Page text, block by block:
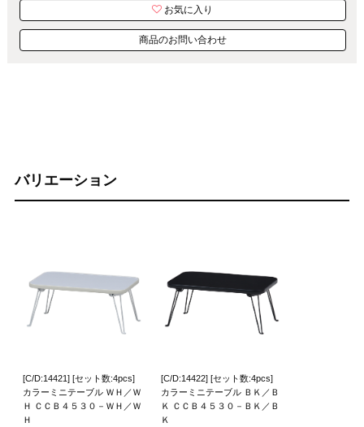
お気に入り
商品のお問い合わせ
バリエーション
[C/D:14421] [セット数:4pcs]
カラーミニテーブル ＷＨ／Ｗ
Ｈ ＣＣＢ４５３０－ＷＨ／Ｗ
Ｈ
[C/D:14422] [セット数:4pcs]
カラーミニテーブル ＢＫ／Ｂ
Ｋ ＣＣＢ４５３０－ＢＫ／Ｂ
Ｋ